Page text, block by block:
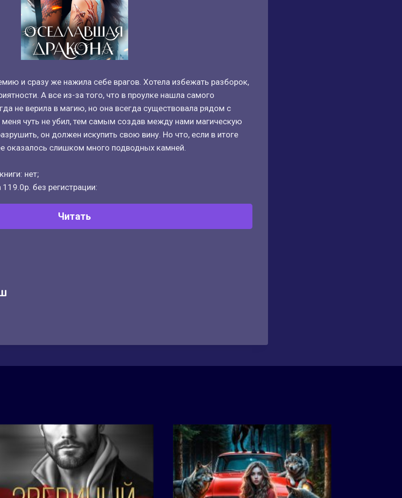
и сразу же нажила себе врагов. Хотела избежать разборок,
А все из-за того, что в проулке нашла самого
не верила в магию, но она всегда существовала рядом с
меня чуть не убил, тем самым создав между нами магическую
он должен искупить свою вину. Но что, если в итоге
оказалось слишком много подводных камней.
нет;
без регистрации:
Читать